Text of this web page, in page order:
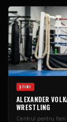
ŞTIRI
ALEXANDER
WRESTLING
Centrul pentru fani